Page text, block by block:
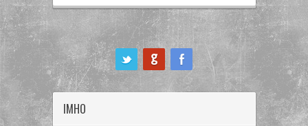
IMHO